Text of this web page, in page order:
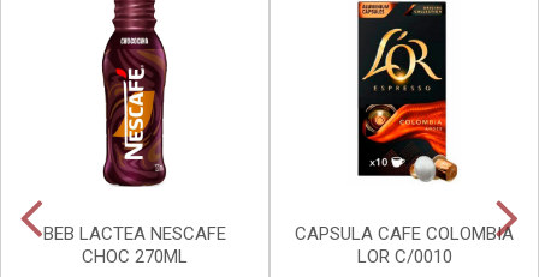
BEB LACTEA NESCAFE
CHOC 270ML
CAPSULA CAFE COLOMBIA
LOR C/0010